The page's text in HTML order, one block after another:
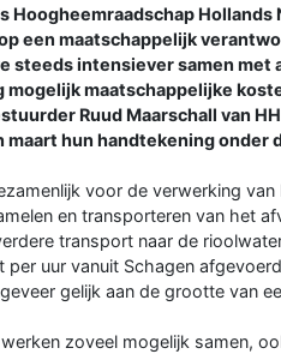
Hoogheemraadschap
een maatschappelijk
steeds intensiever samen met
maatschappelijke
Ruud Maarschall van
hun handtekening onder
voor de verwerking
en transporteren van het
transport naar de
uur vanuit Schagen
gelijk aan de grootte van
zoveel mogelijk samen,